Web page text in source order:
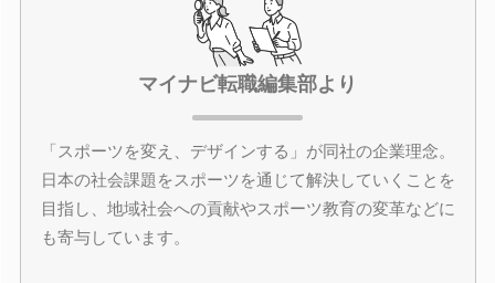
マイナビ転職編集部より
「スポーツを変え、デザインする」が同社の企業理念。
日本の社会課題をスポーツを通じて解決していくことを
目指し、地域社会への貢献やスポーツ教育の変革などに
も寄与しています。